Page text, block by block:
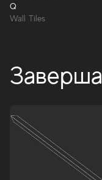
Q
Wall Tiles